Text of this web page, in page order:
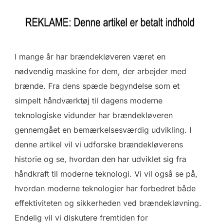
I mange år har brændekløveren været en
nødvendig maskine for dem, der arbejder med
brænde. Fra dens spæde begyndelse som et
simpelt håndværktøj til dagens moderne
teknologiske vidunder har brændekløveren
gennemgået en bemærkelsesværdig udvikling. I
denne artikel vil vi udforske brændekløverens
historie og se, hvordan den har udviklet sig fra
håndkraft til moderne teknologi. Vi vil også se på,
hvordan moderne teknologier har forbedret både
effektiviteten og sikkerheden ved brændekløvning.
Endelig vil vi diskutere fremtiden for